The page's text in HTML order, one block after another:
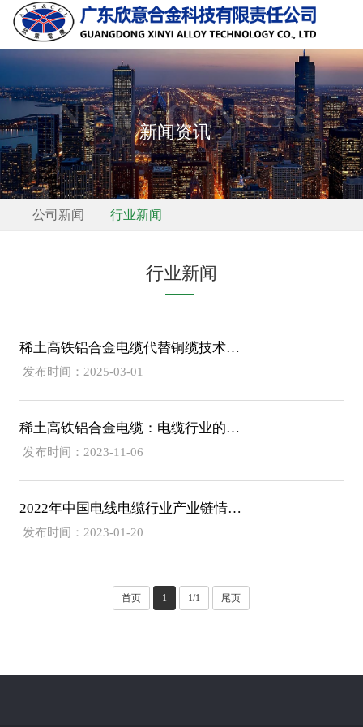
NEWS CENTER
新闻资讯
公司新闻 行业新闻
行业新闻
稀土高铁铝合金电缆代替铜缆技术简介
发布时间：2025-03-01
稀土高铁铝合金电缆：电缆行业的明日之星
发布时间：2023-11-06
2022年中国电线电缆行业产业链情况分析
发布时间：2023-01-20
首页 1 1/1 尾页